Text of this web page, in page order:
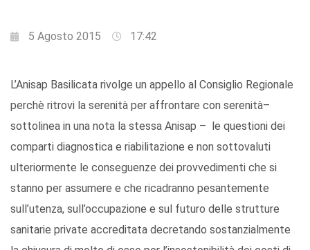
5 Agosto 2015 17:42
L’Anisap Basilicata rivolge un appello al Consiglio Regionale
perchè ritrovi la serenità per affrontare con serenità–
sottolinea in una nota la stessa Anisap – le questioni dei
comparti diagnostica e riabilitazione e non sottovaluti
ulteriormente le conseguenze dei provvedimenti che si
stanno per assumere e che ricadranno pesantemente
sull’utenza, sull’occupazione e sul futuro delle strutture
sanitarie private accreditata decretando sostanzialmente